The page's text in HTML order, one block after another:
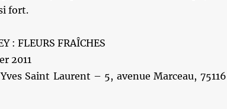
fort.
: FLEURS FRAÎCHES
2011
Saint Laurent – 5, avenue Marceau, 75116